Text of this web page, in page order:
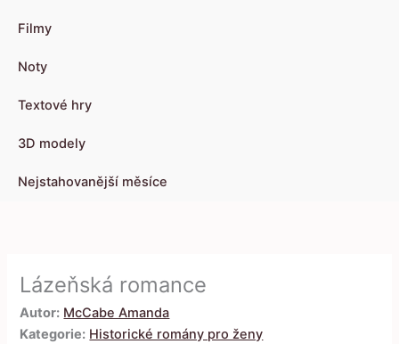
Filmy
Noty
Textové hry
3D modely
Nejstahovanější měsíce
Lázeňská romance
Autor: McCabe Amanda
Kategorie: Historické romány pro ženy